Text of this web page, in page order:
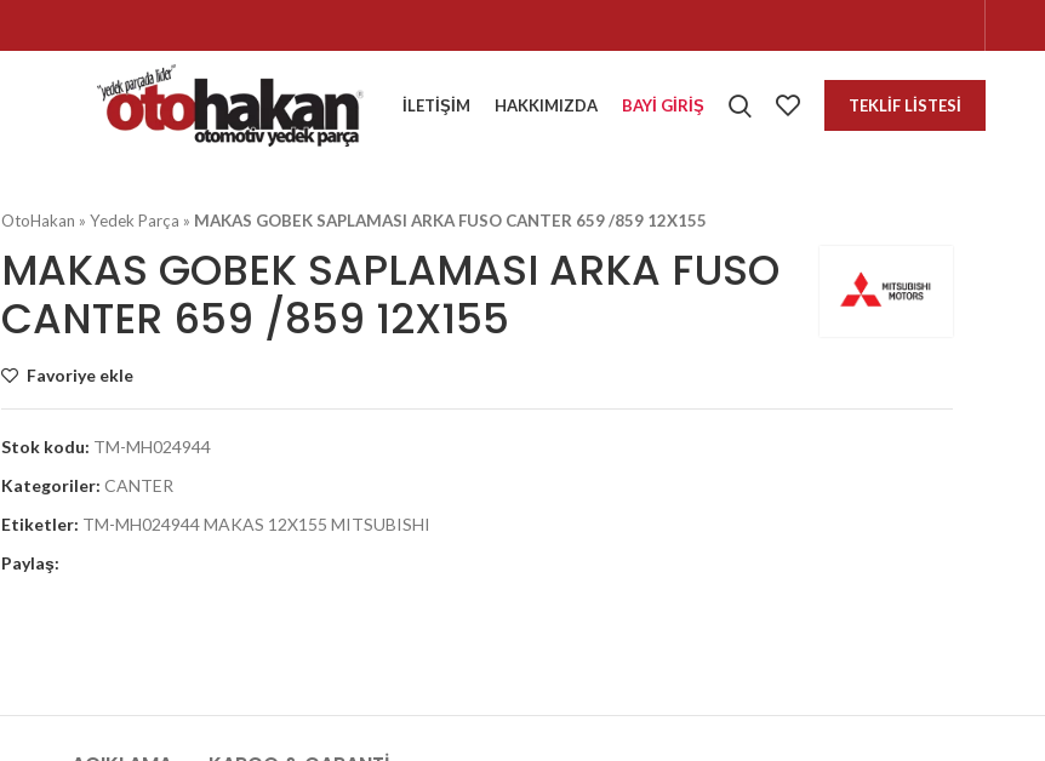
İLETIŞIM HAKKIMIZDA BAYI GIRIŞ TEKLIF LISTESI
OtoHakan »Yedek Parça » MAKAS GOBEK SAPLAMASI ARKA FUSO CANTER 659 /859 12X155
MAKAS GOBEK SAPLAMASI ARKA FUSO
CANTER 659 /859 12X155
Favoriye ekle
Stok kodu: TM-MH024944
Kategoriler: CANTER
Etiketler: TM-MH024944 MAKAS 12X155 MITSUBISHI
Paylaş: